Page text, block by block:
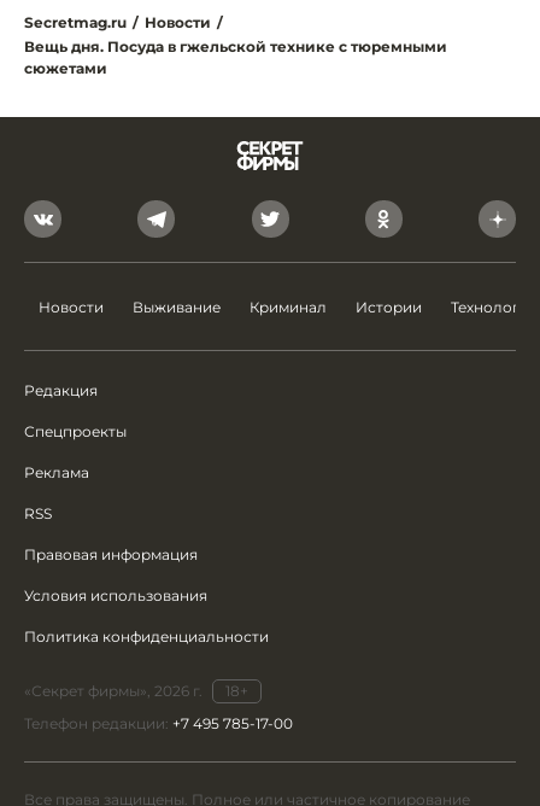
Secretmag.ru / Новости /
Вещь дня. Посуда в гжельской технике с тюремными
сюжетами
Новости Выживание Криминал Истории Технологии
Редакция
Спецпроекты
Реклама
RSS
Правовая информация
Условия использования
Политика конфиденциальности
«Секрет фирмы», 2026 г.
18+
Телефон редакции: +7 495 785-17-00
Все права защищены. Полное или частичное копирование